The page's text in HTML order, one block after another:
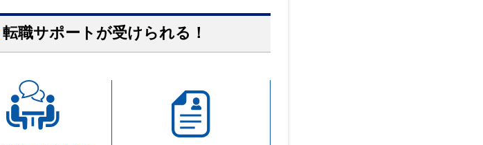
転職サポートが受けられる！